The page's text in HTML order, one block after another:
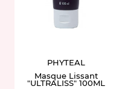
PHYTEAL
Masque Lissant
"ULTRALISS" 100ML